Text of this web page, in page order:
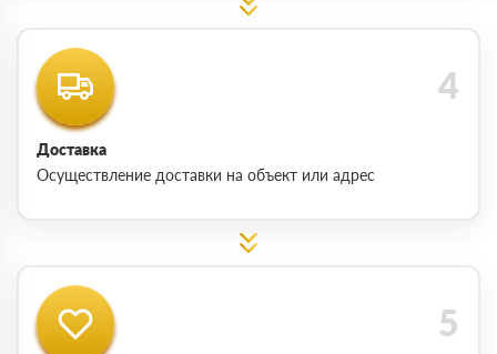
Доставка
Осуществление доставки на объект или адрес